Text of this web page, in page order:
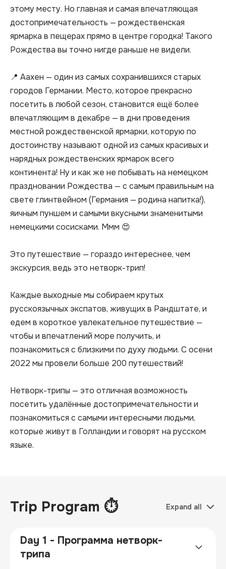
этому месту. Но главная и самая впечатляющая
достопримечательность — рождественская
ярмарка в пещерах прямо в центре городка! Такого
Рождества вы точно нигде раньше не видели.
📍 Аахен — один из самых сохранившихся старых
городов Германии. Место, которое прекрасно
посетить в любой сезон, становится ещё более
впечатляющим в декабре — в дни проведения
местной рождественской ярмарки, которую по
достоинству называют одной из самых красивых и
нарядных рождественских ярмарок всего
континента! Ну и как же не побывать на немецком
праздновании Рождества — с самым правильным на
свете глинтвейном (Германия — родина напитка!),
яичным пуншем и самыми вкусными знаменитыми
немецкими сосисками. Ммм 😍
Это путешествие — гораздо интереснее, чем
экскурсия, ведь это нетворк-трип!
Каждые выходные мы собираем крутых
русскоязычных экспатов, живущих в Рандштате, и
едем в короткое увлекательное путешествие —
чтобы и впечатлений море получить, и
познакомиться с близкими по духу людьми. С осени
2022 мы провели больше 200 путешествий!
Нетворк-трипы — это отличная возможность
посетить удалённые достопримечательности и
познакомиться с самыми интересными людьми,
которые живут в Голландии и говорят на русском
языке.
Trip Program ⏱ Expand all
Day 1 - Программа нетворк-
трипа